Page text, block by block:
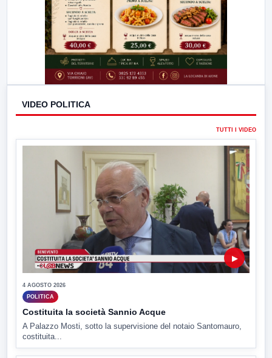
VIDEO POLITICA
TUTTI I VIDEO
▶
4 AGOSTO 2026
POLITICA
Costituita la società Sannio Acque
A Palazzo Mosti, sotto la supervisione del notaio Santomauro,
costituita...